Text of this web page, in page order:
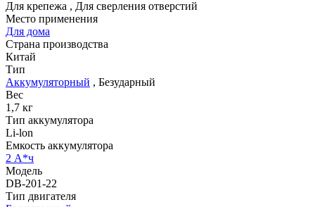
Для крепежа , Для сверления отверстий
Место применения
Для дома
Страна производства
Китай
Тип
Аккумуляторный , Безударный
Вес
1,7 кг
Тип аккумулятора
Li-lon
Емкость аккумулятора
2 А*ч
Модель
DB-201-22
Тип двигателя